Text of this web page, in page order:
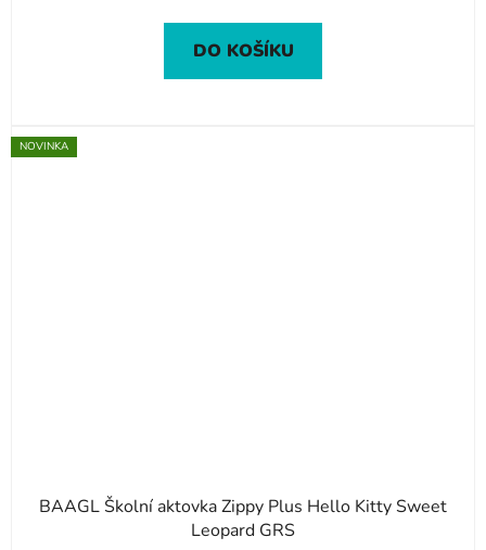
DO KOŠÍKU
NOVINKA
BAAGL Školní aktovka Zippy Plus Hello Kitty Sweet
Leopard GRS